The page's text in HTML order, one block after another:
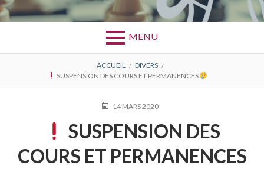
MENU
ACCUEIL
DIVERS
SUSPENSION DES COURS ET PERMANENCES
PUBLIÉ14 MARS 2020
SUSPENSION DES
COURS ET PERMANENCES